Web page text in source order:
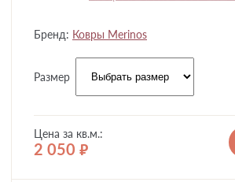
Бренд: Ковры Merinos
Размер
Цена за кв.м.:
2 050 руб.